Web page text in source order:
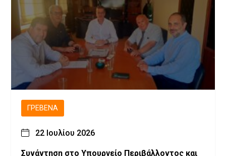
ΓΡΕΒΕΝΆ
22 Ιουλίου 2026
Συνάντηση στο Υπουργείο Περιβάλλοντος και